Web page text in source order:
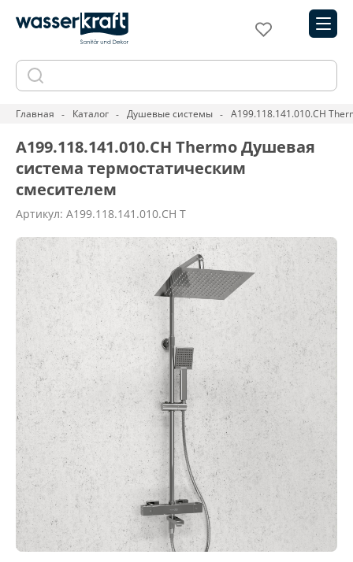
Главная Каталог Душевые системы A199.118.141.010.CH
A199.118.141.010.CH Thermo Душевая
система термостатическим
смесителем
Артикул: A199.118.141.010.CH T